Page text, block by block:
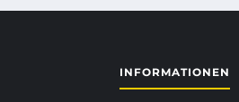
INFORMATIONEN